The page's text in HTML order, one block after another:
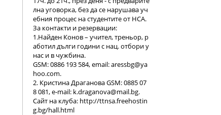
лна уговорка, без да се нарушава уч
ебния процес на студентите от НСА.
За контакти и резервации:
1.Найден Конов – учител, треньор, р
аботил дълги години с нац. отбори у
нас и в чужбина.
GSM: 0886 193 584, email: aressbg@ya
hoo.com.
2. Кристина Драганова GSM: 0885 07
8 081, e-mail: k.draganova@mail.bg.
Сайт на клуба: http://ttnsa.freehostin
g.bg/hall.html